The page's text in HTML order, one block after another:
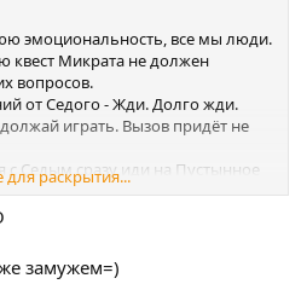
эмоциональность, все мы люди.
квест Микрата не должен
вопросов.
от Седого - Жди. Долго жди.
играть. Вызов придёт не
с Седым сразу иди на Пустынное
Потом обязательно купи у
встрече с ним на Плато купи
раскрытия...
замужем=)